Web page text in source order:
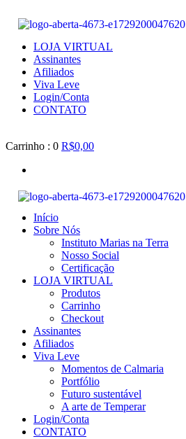
LOJA VIRTUAL
Assinantes
Afiliados
Viva Leve
Login/Conta
CONTATO
Carrinho : 0 R$0,00
Início
Sobre Nós
Instituto Marias na Terra
Nosso Social
Certificação
LOJA VIRTUAL
Produtos
Carrinho
Checkout
Assinantes
Afiliados
Viva Leve
Momentos de Calmaria
Portfólio
Futuro sustentável
A arte de Temperar
Login/Conta
CONTATO